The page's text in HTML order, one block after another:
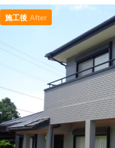
施工後 After